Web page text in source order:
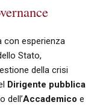
con esperienza
Stato,
della crisi
Dirigente pubblica
dell’Accademico e